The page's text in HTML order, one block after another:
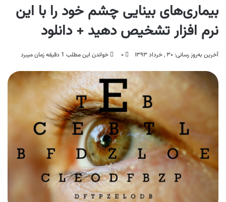
بیماری‌های بینایی چشم خود را با این
نرم افزار تشخیص دهید + دانلود
آخرین به‌روز رسانی: ۳۰ , خرداد ۱۳۹۳ ۰ خواندن این مطلب 1 دقیقه زمان میبرد